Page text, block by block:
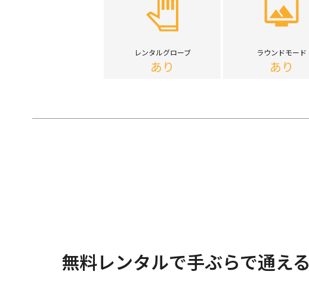
レンタルグローブ
あり
ラウンドモード
あり
無料レンタルで手ぶらで通える